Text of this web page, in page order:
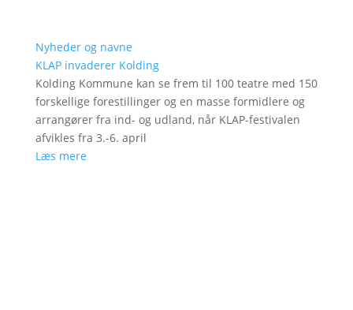
Nyheder og navne
KLAP invaderer Kolding
Kolding Kommune kan se frem til 100 teatre med 150
forskellige forestillinger og en masse formidlere og
arrangører fra ind- og udland, når KLAP-festivalen
afvikles fra 3.-6. april
Læs mere